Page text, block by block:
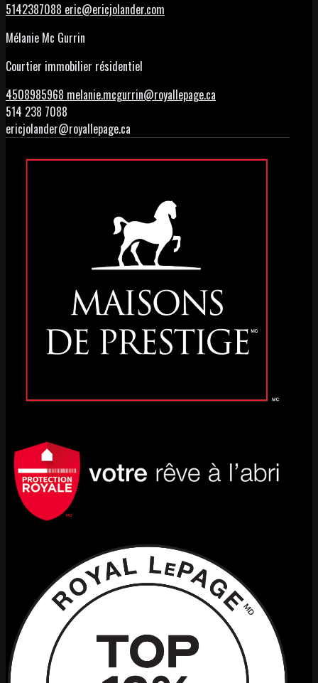
5142387088 eric@ericjolander.com
Mélanie Mc Gurrin
Courtier immobilier résidentiel
4508985968 melanie.mcgurrin@royallepage.ca
514 238 7088
ericjolander@royallepage.ca